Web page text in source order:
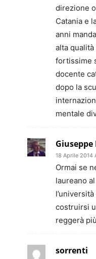
direzione
Catania e
anni
alta
fortissime
docente
dopo la
mentale
18 Aprile 2014
Ormai se
laureano
costruirsi
reggerà
sorrenti